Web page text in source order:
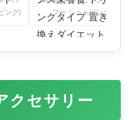
ング)
フー ショッピング)
クセサリー